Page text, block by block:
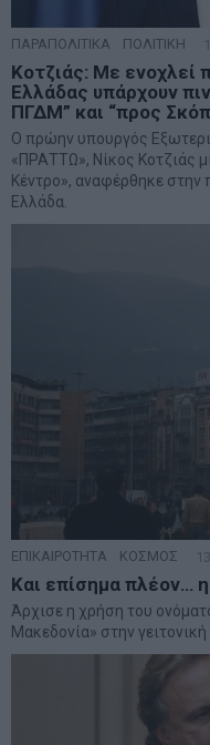
ΠΑΡΑΠΟΛΙΤΙΚΑ ΠΟΛΙΤΙΚΗ
Κοτζιάς: Με ενοχλεί
Ελλάδας υπάρχουν
ΠΓΔΜ” και “προς
Ο πρώην υπουργός
«ΠΡΑΤΤΩ», Νίκος Κοτζιάς
Κέντρο», αναφέρθηκε
Ελλάδα.
ΕΠΙΚΑΙΡΟΤΗΤΑ ΚΟΣΜΟΣ
Και επίσημα πλέον…
Άρχισε η χρήση του
Μακεδονία» στην